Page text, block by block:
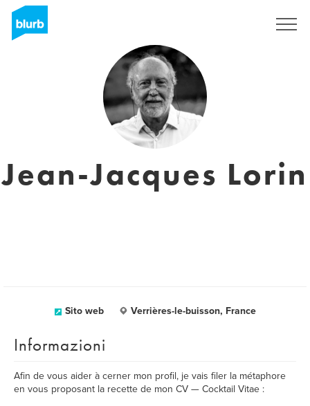
Jean-Jacques Lorin
Sito web Verrières-le-buisson, France
Informazioni
Afin de vous aider à cerner mon profil, je vais filer la métaphore
en vous proposant la recette de mon CV — Cocktail Vitae :